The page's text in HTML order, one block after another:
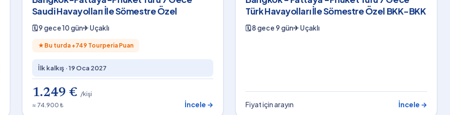
Saudi Havayolları İle Sömestre Özel
🗓9 gece 10 gün✈Uçaklı
★ Bu turda +749 Tourperia Puan
İlk kalkış ·19 Oca 2027
1.249 € /kişi
≈ 74.900 ₺
İncele →
Türk Havayolları İle Sömestre Özel BKK-BKK
🗓8 gece 9 gün✈Uçaklı
Fiyat için arayın İncele →